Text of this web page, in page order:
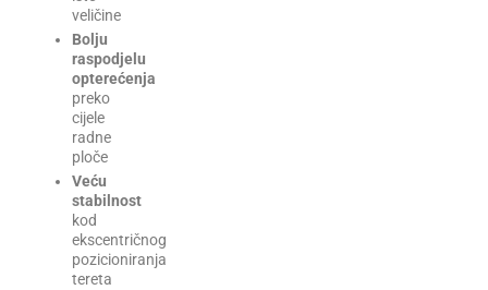
veličine
Bolju
raspodjelu
opterećenja
preko
cijele
radne
ploče
Veću
stabilnost
kod
ekscentričnog
pozicioniranja
tereta